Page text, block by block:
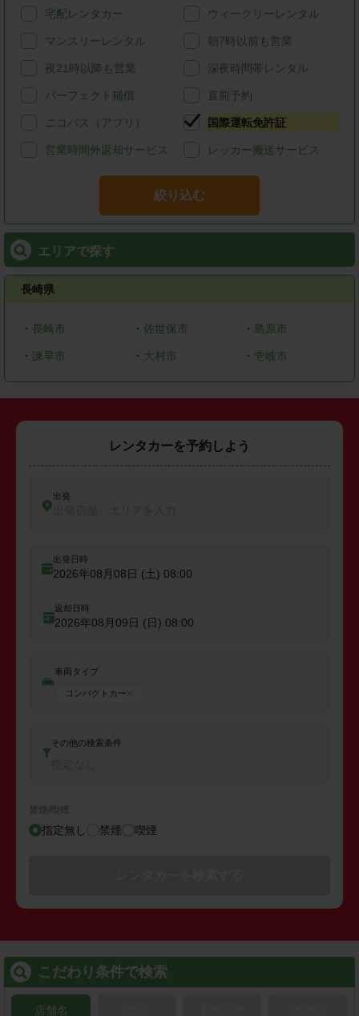
宅配レンタカー ウィークリーレンタル
マンスリーレンタル 朝7時以前も営業
夜21時以降も営業 深夜時間帯レンタル
パーフェクト補償 直前予約
ニコパス（アプリ） 国際運転免許証
営業時間外返却サービス レッカー搬送サービス
絞り込む
エリアで探す
長崎県
・ 長崎市 ・ 佐世保市 ・ 島原市
・ 諫早市 ・ 大村市 ・ 壱岐市
レンタカーを予約しよう
出発
出発日時
2026年08月08日 (土) 08:00
返却日時
2026年08月09日 (日) 08:00
車両タイプ
コンパクトカー
その他の検索条件
禁煙/喫煙
指定無し 禁煙 喫煙
こだわり条件で検索
店舗名